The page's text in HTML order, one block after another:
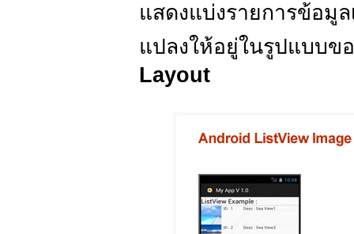
แสดงแบ่งรายการข้อมู
แปลงให้อยู่ในรูปแบบข
Layout